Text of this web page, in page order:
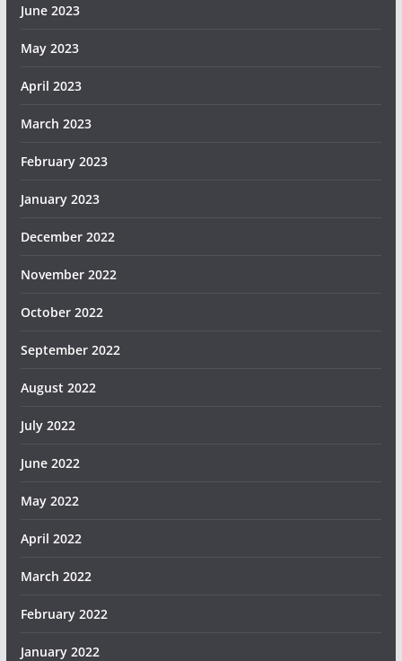
June 2023
May 2023
April 2023
March 2023
February 2023
January 2023
December 2022
November 2022
October 2022
September 2022
August 2022
July 2022
June 2022
May 2022
April 2022
March 2022
February 2022
January 2022